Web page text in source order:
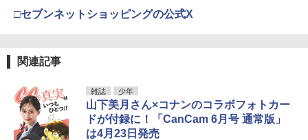
□セブンネットショッピングの公式X
関連記事
雑誌 少年
山下美月さん×コナンのコラボフォトカー
ドが付録に！「CanCam 6月号 通常版」
は4月23日発売